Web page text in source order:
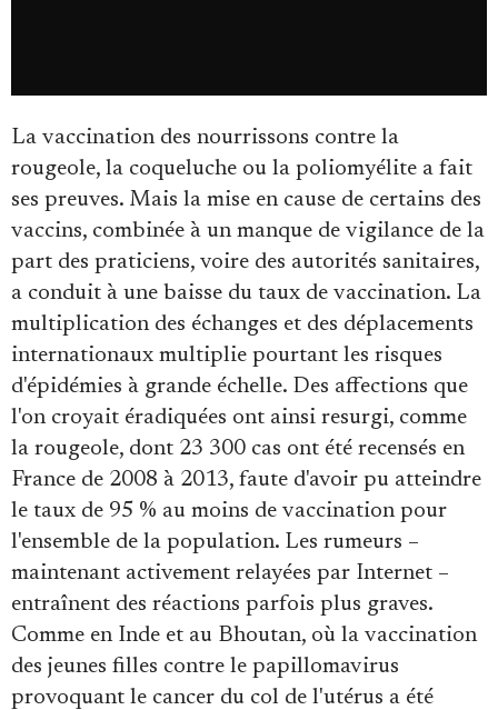
Demander à Vera
Se connecter
La vaccination des nourrissons contre la
rougeole, la coqueluche ou la poliomyélite a fait
ses preuves. Mais la mise en cause de certains des
vaccins, combinée à un manque de vigilance de la
part des praticiens, voire des autorités sanitaires,
a conduit à une baisse du taux de vaccination. La
multiplication des échanges et des déplacements
internationaux multiplie pourtant les risques
d'épidémies à grande échelle. Des affections que
l'on croyait éradiquées ont ainsi resurgi, comme
la rougeole, dont 23 300 cas ont été recensés en
France de 2008 à 2013, faute d'avoir pu atteindre
le taux de 95 % au moins de vaccination pour
l'ensemble de la population. Les rumeurs –
maintenant activement relayées par Internet –
entraînent des réactions parfois plus graves.
Comme en Inde et au Bhoutan, où la vaccination
des jeunes filles contre le papillomavirus
provoquant le cancer du col de l'utérus a été